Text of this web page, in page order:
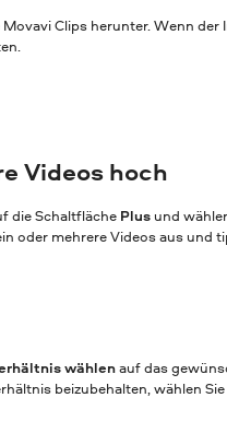
Movavi Clips herunter. Wenn
Videos hoch
die Schaltfläche Plus und
oder mehrere Videos aus und
wählenauf das
beizubehalten, wählen